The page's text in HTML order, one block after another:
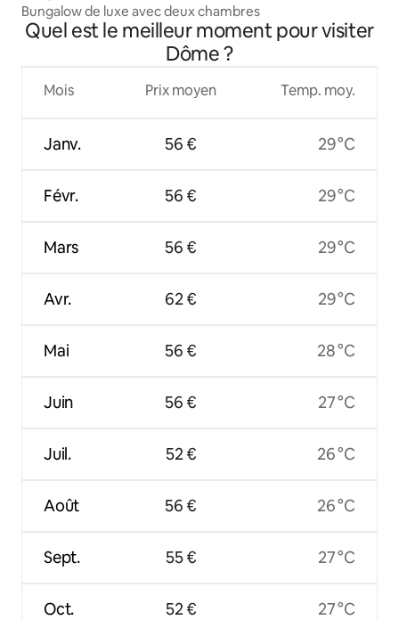
Bungalow de luxe avec deux chambres
Quel est le meilleur moment pour visiter
Dôme ?
Mois
Janv.
Févr.
Mars
Avr.
Mai
Juin
Juil.
Août
Sept.
Oct.
Prix moyen
56 €
56 €
56 €
62 €
56 €
56 €
52 €
56 €
55 €
52 €
Temp. moy.
29 °C
29 °C
29 °C
29 °C
28 °C
27 °C
26 °C
26 °C
27 °C
27 °C